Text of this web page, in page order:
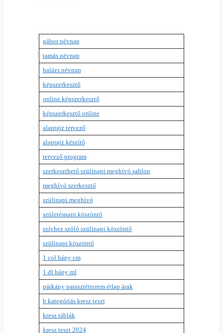
gábor névnap
tamás névnap
balázs névnap
képszerkesztő
online képszerkesztő
képszerkesztő online
alaprajz tervező
alaprajz készítő
tervező program
szerkeszthető szülinapi meghívó sablon
meghívó szerkesztő
szülinapi meghívó
születésnapi köszöntő
szívhez szóló szülinapi köszöntő
szülinapi köszöntő
1 col hány cm
1 dl hány ml
párkány parasztétterem étlap árak
b kategóriás kresz teszt
kresz táblák
kresz teszt 2024